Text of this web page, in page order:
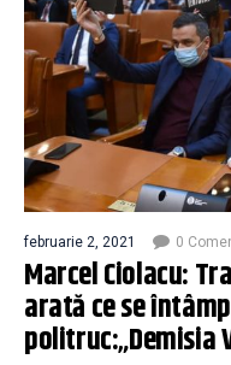
februarie 2, 2021 0
Marcel Ciolacu:
arată ce se
politruc:„Demisia